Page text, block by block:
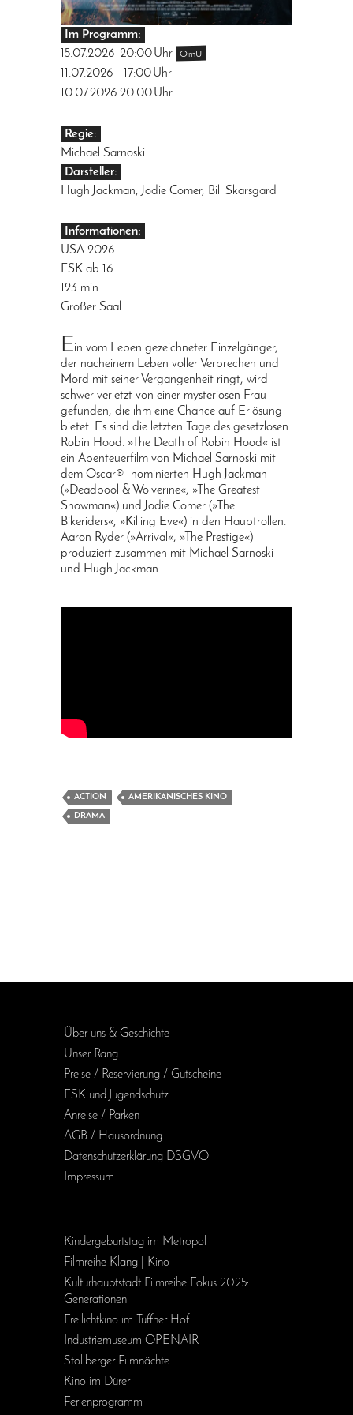
Im Programm:
15.07.2026 20:00Uhr OmU
11.07.2026 17:00Uhr
10.07.2026 20:00Uhr
Regie:
Michael Sarnoski
Darsteller:
Hugh Jackman, Jodie Comer, Bill Skarsgard
Informationen:
USA 2026
FSK ab 16
123 min
Großer Saal
Ein vom Leben gezeichneter Einzelgänger,
der nacheinem Leben voller Verbrechen und
Mord mit seiner Vergangenheit ringt, wird
schwer verletzt von einer mysteriösen Frau
gefunden, die ihm eine Chance auf Erlösung
bietet. Es sind die letzten Tage des gesetzlosen
Robin Hood. »The Death of Robin Hood« ist
ein Abenteuerfilm von Michael Sarnoski mit
dem Oscar®- nominierten Hugh Jackman
(»Deadpool & Wolverine«, »The Greatest
Showman«) und Jodie Comer (»The
Bikeriders«, »Killing Eve«) in den Hauptrollen.
Aaron Ryder (»Arrival«, »The Prestige«)
produziert zusammen mit Michael Sarnoski
und Hugh Jackman.
ACTION AMERIKANISCHES KINO
DRAMA
Über uns & Geschichte
Unser Rang
Preise / Reservierung / Gutscheine
FSK und Jugendschutz
Anreise / Parken
AGB / Haus­ordnung
Daten­schutz­erklärung DSGVO
Impressum
Kinder­geburts­tag im Metropol
Filmreihe Klang | Kino
Kulturhauptstadt Filmreihe Fokus 2025:
Generationen
Freilichtkino im Tuffner Hof
Industriemuseum OPENAIR
Stollberger Filmnächte
Kino im Dürer
Ferienprogramm